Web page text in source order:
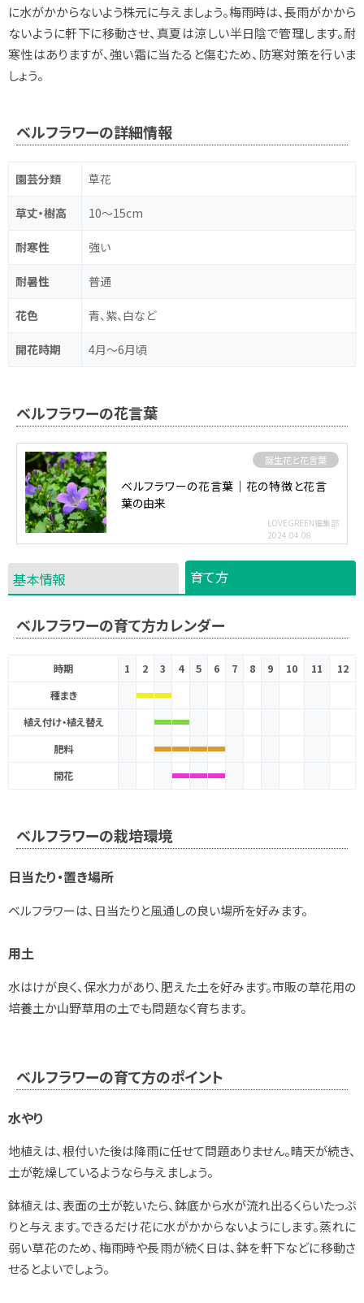
に水がかからないよう株元に与えましょう。梅雨時は、長雨がかから
ないように軒下に移動させ、真夏は涼しい半日陰で管理します。耐
寒性はありますが、強い霜に当たると傷むため、防寒対策を行いま
しょう。
ベルフラワーの詳細情報
園芸分類 草花
草丈・樹高 10～15cm
耐寒性 強い
耐暑性 普通
花色 青、紫、白など
開花時期 4月～6月頃
ベルフラワーの花言葉
誕生花と花言葉
ベルフラワーの花言葉｜花の特徴と花言
葉の由来
LOVEGREEN編集部
2024.04.08
基本情報 育て方
ベルフラワーの育て方カレンダー
時期 1 2 3 4 5 6 7 8 9 10 11
12
種まき
植え付け・植え替え
肥料
開花
ベルフラワーの栽培環境
日当たり・置き場所
ベルフラワーは、日当たりと風通しの良い場所を好みます。
用土
水はけが良く、保水力があり、肥えた土を好みます。市販の草花用の
培養土か山野草用の土でも問題なく育ちます。
ベルフラワーの育て方のポイント
水やり
地植えは、根付いた後は降雨に任せて問題ありません。晴天が続き、
土が乾燥しているようなら与えましょう。
鉢植えは、表面の土が乾いたら、鉢底から水が流れ出るくらいたっぷ
りと与えます。できるだけ花に水がかからないようにします。蒸れに
弱い草花のため、梅雨時や長雨が続く日は、鉢を軒下などに移動さ
せるとよいでしょう。